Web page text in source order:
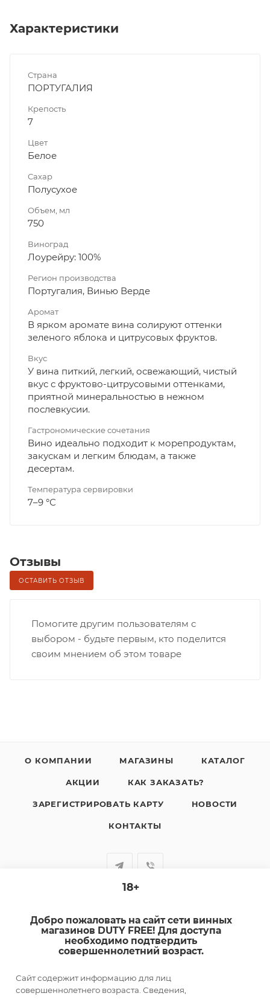
Характеристики
Страна
ПОРТУГАЛИЯ
Крепость
7
Цвет
Белое
Сахар
Полусухое
Объем, мл
750
Виноград
Лоурейру: 100%
Регион производства
Португалия, Винью Верде
Аромат
В ярком аромате вина солируют оттенки
зеленого яблока и цитрусовых фруктов.
Вкус
У вина питкий, легкий, освежающий, чистый
вкус с фруктово-цитрусовыми оттенками,
приятной минеральностью в нежном
послевкусии.
Гастрономические сочетания
Вино идеально подходит к морепродуктам,
закускам и легким блюдам, а также
десертам.
Температура сервировки
7–9 °С
Отзывы
ОСТАВИТЬ ОТЗЫВ
Помогите другим пользователям с
выбором - будьте первым, кто поделится
своим мнением об этом товаре
О КОМПАНИИ МАГАЗИНЫ КАТАЛОГ
АКЦИИ КАК ЗАКАЗАТЬ?
ЗАРЕГИСТРИРОВАТЬ КАРТУ НОВОСТИ
КОНТАКТЫ
sale@dutyfree-online.ru
г. Кострома, ул. Шагова, д. 221, кв. 24
ПОДПИСАТЬСЯ НА РАССЫЛКУ
18+
Добро пожаловать на сайт сети винных
магазинов DUTY FREE! Для доступа
необходимо подтвердить
совершеннолетний возраст.
Сайт содержит информацию для лиц
совершеннолетнего возраста. Сведения,